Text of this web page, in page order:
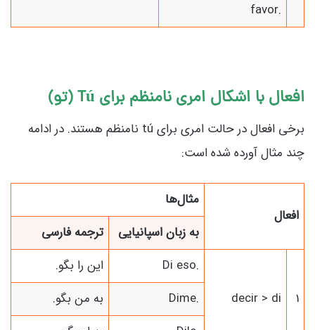
favor.
افعال با اشکال امری نامنظم برای Tú (تو)
برخی افعال در حالت امری برای tú نامنظم هستند. در ادامه
چند مثال آورده شده است:
افعال
مثال‌ها
به زبان اسپانیایی
ترجمه فارسی
1
decir > di
Di eso.
این را بگو.
Dime.
به من بگو.